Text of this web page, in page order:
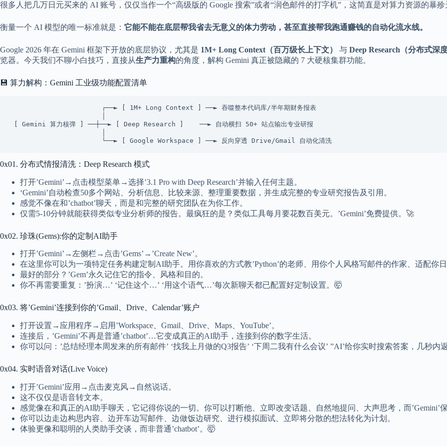
很多人把几万日元买来的 AI 账号，仅仅当作一个“高级版的 Google 搜索”或者“润色邮件的打字机”，这简直是对算力资源的暴殄
衡量一个 AI 模型的唯一标准就是： 它能不能在底层帮我省去无意义的体力劳动，甚至直接帮我跑通赚钱的自动化流水线。
Google 2026 年在 Gemini 框架下开放的底层协议，尤其是 1M+ Long Context（百万级长上下文） 与 Deep Research（分布式深
览器。今天我们不聊小白技巧，直接从生产力重构的角度，解构 Gemini 真正被隐藏的 7 大硬核集群功能。
💾 算力解构：Gemini 工业级功能配置清单
0x01. 分布式情报清洗：Deep Research 模式
打开’Gemini’→点击模型菜单→选择’3.1 Pro with Deep Research’并输入任何主题。
‘Gemini’自动检查50多个网站、分析信息、比较来源、整理重要数据，并生成完整的专业研究报告及引用。
感觉不像在和’chatbot’聊天，而是和完整的研究团队在为你工作。
仅需5-10分钟就能获得类似专业分析师的报告。最疯狂的是？类似工具每月要花数百美元。’Gemini’免费提供。🚀
0x02. 珍珠(Gems):你的定制AI助手
打开’Gemini’→左侧栏→点击’Gems’→’Create New’。
在这里你可以为一项特定任务构建定制AI助手。用你喜欢的方式教’Python’的老师、用你个人风格写邮件的作家、适配你
最好的部分？’Gem’永久记住它的指令、风格和目的。
你不再需要重复：’扮演…’ ‘记住这个…’ ‘用这个语气…’每次新聊天都已配置好定制设置。🤯
0x03. 将’Gemini’连接到你的’Gmail、Drive、Calendar’账户
打开设置→应用程序→启用’Workspace、Gmail、Drive、Maps、YouTube’。
连接后，’Gemini’不再是普通’chatbot’…它变成真正的AI助手，连接到你的数字生活。
你可以问：’总结经理本周发来的所有邮件’ ‘找我上月做的Q3报告’ ‘下周二我有什么会议’ ”AI’给你实时搜索答案，几秒
0x04. 实时语音对话(Live Voice)
打开’Gemini’应用→点击麦克风→自然说话。
这不仅仅是语音转文本。
感觉像在和真正的AI助手聊天，它记得你说的一切。你可以打断他、立即改变话题、自然地提问、大声思考，而’Gemini’
你可以边走边构思内容、边开车边写邮件、边做饭边研究、进行模拟面试、立即将分散的想法转化为计划。
体验更像和聪明的人类助手交谈，而非普通’chatbot’。🤯